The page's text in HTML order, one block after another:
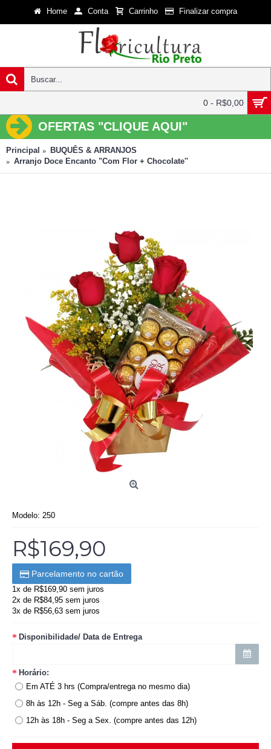
Home Conta Carrinho Finalizar compra
0 - R$0,00
OFERTAS "CLIQUE AQUI"
Principal
BUQUÊS & ARRANJOS
Arranjo Doce Encanto "Com Flor + Chocolate''
Modelo: 250
R$169,90
Parcelamento no cartão
1x de R$169,90 sem juros
2x de R$84,95 sem juros
3x de R$56,63 sem juros
Disponibilidade/ Data de Entrega
Horário:
Em ATÉ 3 hrs (Compra/entrega no mesmo dia)
8h às 12h - Seg a Sáb. (compre antes das 8h)
12h às 18h - Seg a Sex. (compre antes das 12h)